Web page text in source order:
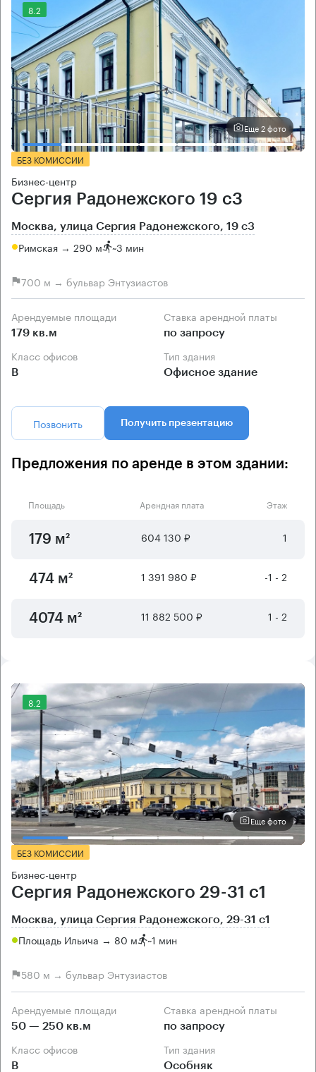
8.2
Еще 2 фото
БЕЗ КОМИССИИ
Бизнес-центр
Сергия Радонежского 19 с3
Москва, улица Сергия Радонежского, 19 с3
Римская → 290 м ~3 мин
700 м → бульвар Энтузиастов
Арендуемые площади
179 кв.м
Ставка арендной платы
по запросу
Класс офисов
B
Тип здания
Офисное здание
Позвонить Получить презентацию
Предложения по аренде в этом здании:
Площадь Арендная плата Этаж
179 м² 604 130 ₽ 1
474 м² 1 391 980 ₽ -1 - 2
4074 м² 11 882 500 ₽ 1 - 2
8.2
Еще фото
БЕЗ КОМИССИИ
Бизнес-центр
Сергия Радонежского 29-31 с1
Москва, улица Сергия Радонежского, 29-31 с1
Площадь Ильича → 80 м ~1 мин
580 м → бульвар Энтузиастов
Арендуемые площади
50 — 250 кв.м
Ставка арендной платы
по запросу
Класс офисов
B
Тип здания
Особняк